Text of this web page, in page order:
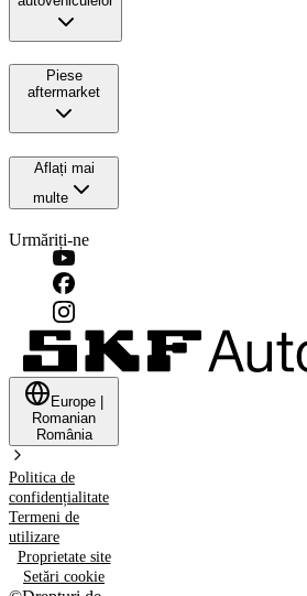
Piese
aftermarket
Aflați mai
multe
Urmăriți-ne
Europe
Romanian
România
Politica de
confidențialitate
Termeni de
utilizare
Proprietate site
Setări cookie